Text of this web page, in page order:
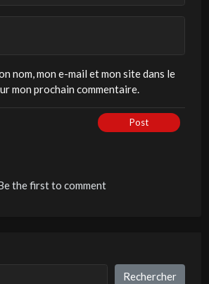
nom, mon e-mail et mon site dans le
mon prochain commentaire.
Post
the first to comment
Rechercher